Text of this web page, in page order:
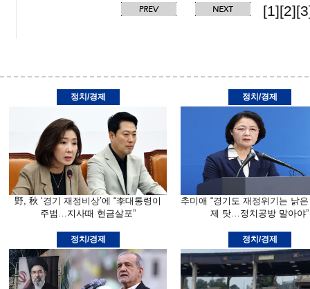
[1][2]
정치/경제
野, 秋 ‘경기 재정비상’에 “李대통령이
주범…지사때 현금살포”
정치/경제
추미애 “경기도 재정위기는 낡
제 탓…정치공방 말아야”
정치/경제 정치/경제